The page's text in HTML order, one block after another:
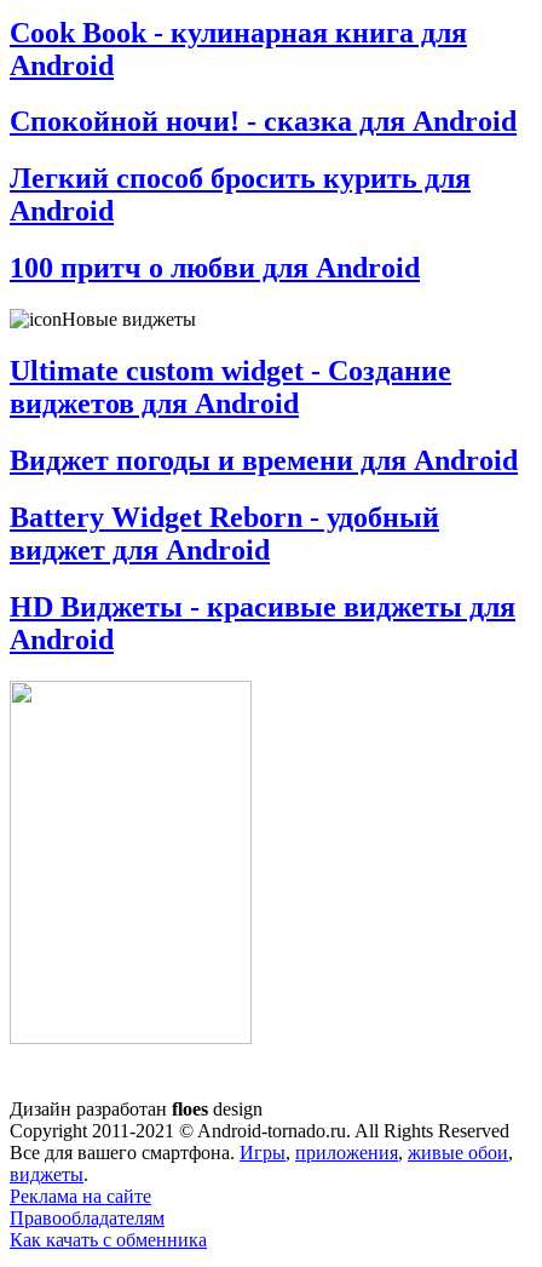
Cook Book - кулинарная книга для
Android
Спокойной ночи! - сказка для Android
Легкий способ бросить курить для
Android
100 притч о любви для Android
Новые виджеты
Ultimate custom widget - Создание
виджетов для Android
Виджет погоды и времени для Android
Battery Widget Reborn - удобный
виджет для Android
HD Виджеты - красивые виджеты для
Android
Дизайн разработан floes design
Copyright 2011-2021 © Android-tornado.ru. All Rights Reserved
Все для вашего смартфона. Игры, приложения, живые обои,
виджеты.
Реклама на сайте
Правообладателям
Как качать с обменника